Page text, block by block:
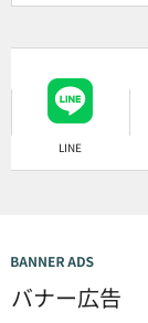
LINE
バナー広告